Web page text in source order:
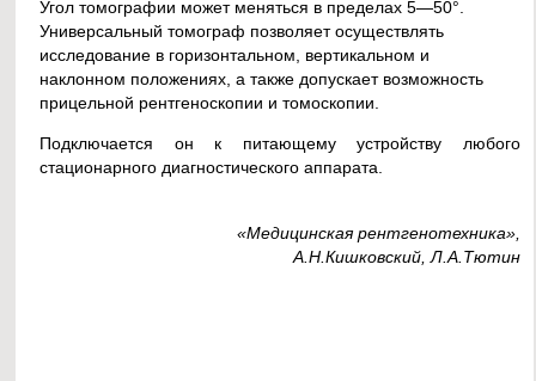
Угол томографии может меняться в пределах 5—50°.
Универсальный томограф позволяет осуществлять
исследование в горизонтальном, вертикальном и
наклонном положениях, а также допускает возможность
прицельной рентгеноскопии и томоскопии.
Подключается он к питающему устройству любого
стационарного диагностического аппарата.
«Медицинская рентгенотехника»,
А.Н.Кишковский, Л.А.Тютин